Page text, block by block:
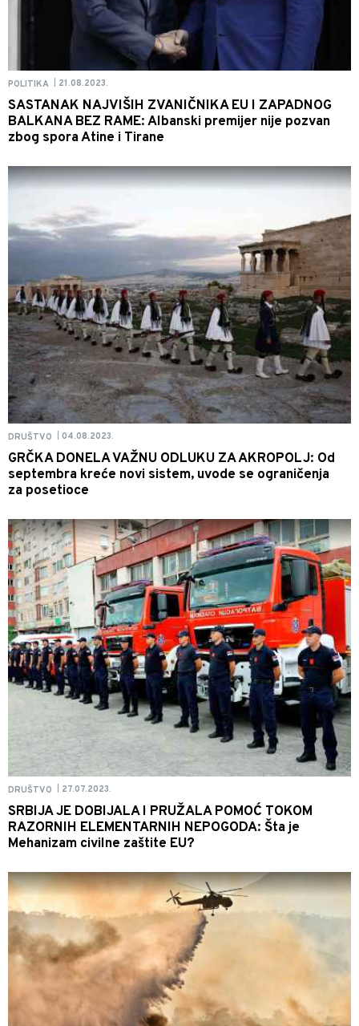
POLITIKA 21.08.2023.
SASTANAK NAJVIŠIH ZVANIČNIKA EU I ZAPADNOG
BALKANA BEZ RAME: Albanski premijer nije pozvan
zbog spora Atine i Tirane
DRUŠTVO 04.08.2023.
GRČKA DONELA VAŽNU ODLUKU ZA AKROPOLJ: Od
septembra kreće novi sistem, uvode se ograničenja
za posetioce
DRUŠTVO 27.07.2023.
SRBIJA JE DOBIJALA I PRUŽALA POMOĆ TOKOM
RAZORNIH ELEMENTARNIH NEPOGODA: Šta je
Mehanizam civilne zaštite EU?